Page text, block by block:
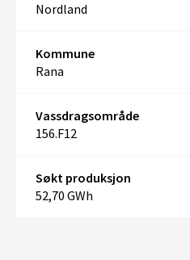
Nordland
Kommune
Rana
Vassdragsområde
156.F12
Søkt produksjon
52,70 GWh